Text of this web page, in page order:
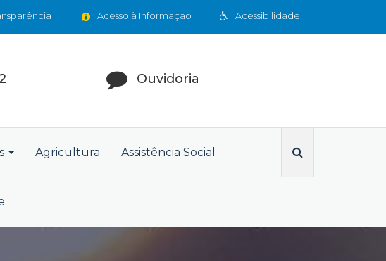
Acessibilidade
Acesso à Informação
Ouvidoria
Agricultura Assistência Social